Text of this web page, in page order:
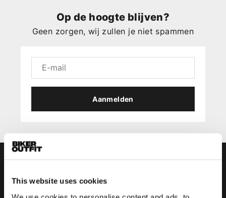
This website uses cookies
Op de hoogte blijven?
Geen zorgen, wij zullen je niet spammen
Aanmelden